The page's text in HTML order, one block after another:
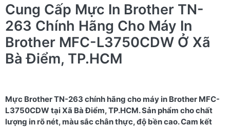
Cung Cấp Mực In Brother TN-
263 Chính Hãng Cho Máy In
Brother MFC-L3750CDW Ở Xã
Bà Điểm, TP.HCM
Mực Brother TN-263 chính hãng cho máy in Brother MFC-
L3750CDW tại Xã Bà Điểm, TP.HCM. Sản phẩm cho chất
lượng in rõ nét, màu sắc chân thực, độ bền cao. Cam kết